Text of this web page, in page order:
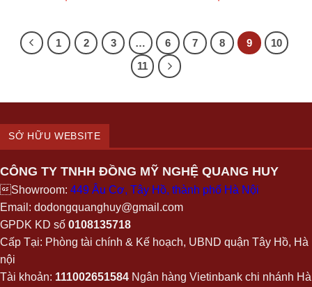
1 2 3 … 6 7 8 9
10
11
SỞ HỮU WEBSITE
CÔNG TY TNHH ĐỒNG MỸ NGHỆ QUANG HUY
Showroom: 449 Âu Cơ, Tây Hồ, thành phố Hà Nội
Email: dodongquanghuy@gmail.com
GPDK KD số 0108135718
Cấp Tại: Phòng tài chính & Kế hoạch, UBND quận Tây Hồ, Hà
nội
Tài khoản: 111002651584 Ngân hàng Vietinbank chi nhánh Hà